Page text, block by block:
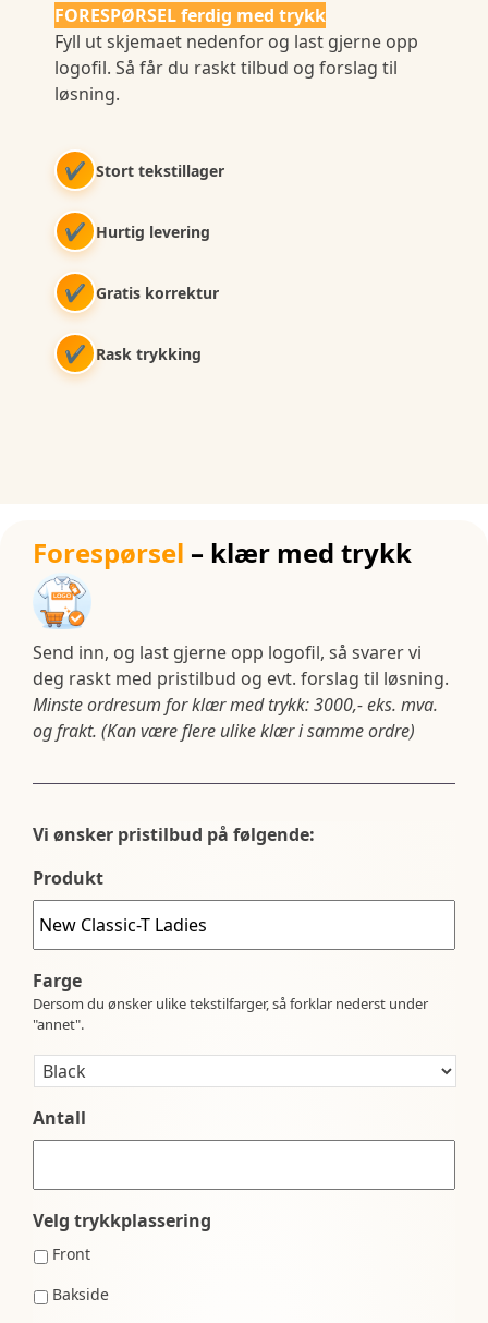
FORESPØRSEL ferdig med trykk
Fyll ut skjemaet nedenfor og last gjerne opp
logofil. Så får du raskt tilbud og forslag til
løsning.
✔ Stort tekstillager
✔ Hurtig levering
✔ Gratis korrektur
✔ Rask trykking
Forespørsel – klær med trykk
Send inn, og last gjerne opp logofil, så svarer vi
deg raskt med pristilbud og evt. forslag til løsning.
Minste ordresum for klær med trykk: 3000,- eks. mva.
og frakt. (Kan være flere ulike klær i samme ordre)
Vi ønsker pristilbud på følgende:
Produkt
Farge
Dersom du ønsker ulike tekstilfarger, så forklar nederst under
"annet".
Antall
Velg trykkplassering
Front
Bakside